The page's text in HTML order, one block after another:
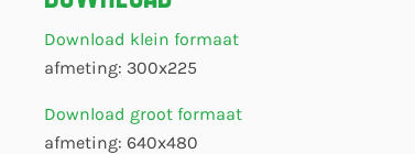
Download klein formaat
afmeting: 300x225
Download groot formaat
afmeting: 640x480